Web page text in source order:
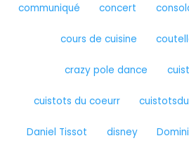
communiqué concert
cours de cuisine
crazy pole dance
cuistots du coeurr
Daniel Tissot disney